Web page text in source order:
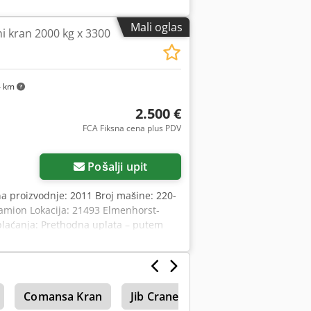
Mali oglas
km
kran 2000 kg x 3300
2.500 €
FCA Fiksna cena plus PDV
Pošalji upit
proizvodnje: 2011 Broj mašine: 220-
Lokacija: 21493 Elmenhorst-
Prethodna uplata – putem
nosač: oko 3.300 mm Visina
Dužina nosača za
valjke: oko 370 mm
kg Brzina podizanja: 0,30 / 3,00
vitlo / Kuka za teret (levo/desno)
Comansa Kran Jib Crane